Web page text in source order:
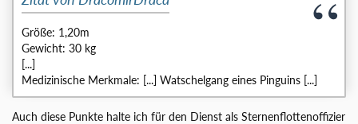
Größe: 1,20m
Gewicht: 30 kg
[...]
Medizinische Merkmale: [...] Watschelgang eines Pinguins [...]
Auch diese Punkte halte ich für den Dienst als Sternenflottenoffizier